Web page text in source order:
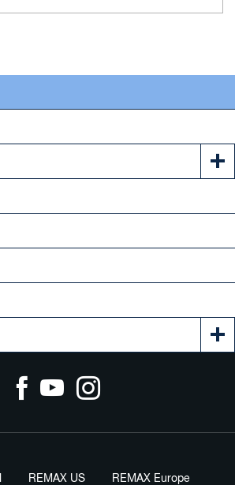
REMAX US REMAX Europe